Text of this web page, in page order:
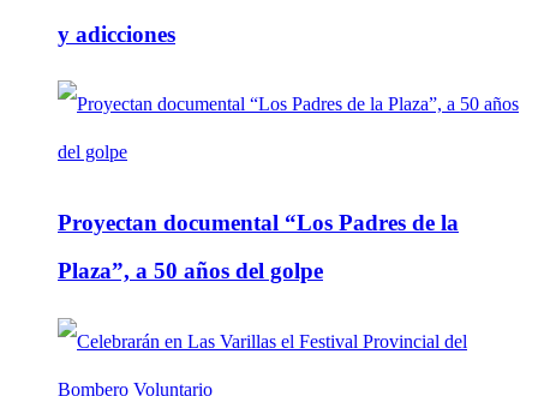
y adicciones
Proyectan documental “Los Padres de la
Plaza”, a 50 años del golpe